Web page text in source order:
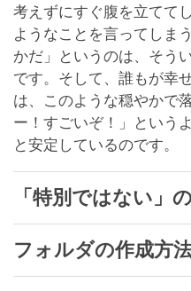
考えずにすぐ腹を立てて
ようなことを言ってしま
かだ」というのは、そう
です。そして、誰もが幸
は、このような穏やかで
ー！すごいぞ！」という
と安定しているのです。
「特別ではない」
フォルダの作成方